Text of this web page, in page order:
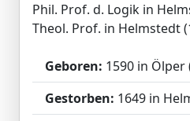
Phil. Prof. d. Logik in
Theol. Prof. in Helmstedt
Geboren: 1590 in
Gestorben: 1649 in